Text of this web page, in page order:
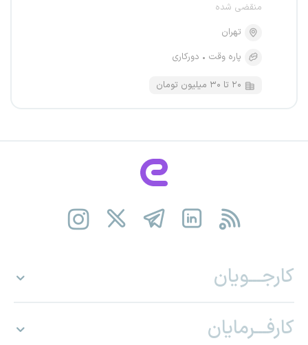
منقضی شده
تهران
پاره وقت
دورکاری
۲۰ تا ۳۰ میلیون تومان
کارجـــویان
کارفـــرمایان